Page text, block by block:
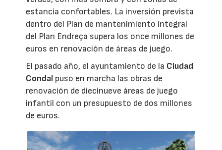
estancia confortables. La inversión prevista
dentro del Plan de mantenimiento integral
del Plan Endreça supera los once millones de
euros en renovación de áreas de juego.
El pasado año, el ayuntamiento de la Ciudad
Condal puso en marcha las obras de
renovación de diecinueve áreas de juego
infantil con un presupuesto de dos millones
de euros.